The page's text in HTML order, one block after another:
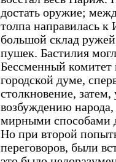
достать оружие;
толпа направилась к
большой склад
пушек. Бастилия
Бессменный
городской думе,
столкновение,
возбуждению
мирными способами
Но при второй
переговоров, были